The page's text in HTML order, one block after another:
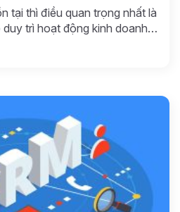
tại thì điều quan trọng nhất là
trì hoạt động kinh doanh.
sóc khách hàng, tạo ấn tượng
đầu. Sau đây chúng ta hãy